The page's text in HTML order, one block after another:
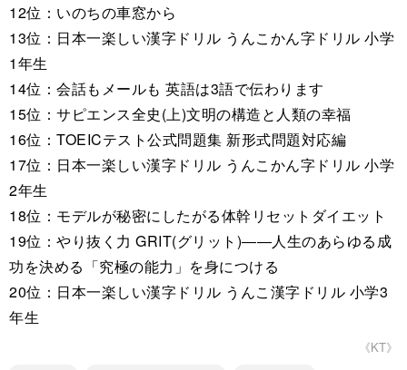
12位：いのちの車窓から
13位：日本一楽しい漢字ドリル うんこかん字ドリル 小学
1年生
14位：会話もメールも 英語は3語で伝わります
15位：サピエンス全史(上)文明の構造と人類の幸福
16位：TOEICテスト公式問題集 新形式問題対応編
17位：日本一楽しい漢字ドリル うんこかん字ドリル 小学
2年生
18位：モデルが秘密にしたがる体幹リセットダイエット
19位：やり抜く力 GRIT(グリット)――人生のあらゆる成
功を決める「究極の能力」を身につける
20位：日本一楽しい漢字ドリル うんこ漢字ドリル 小学3
年生
《KT》